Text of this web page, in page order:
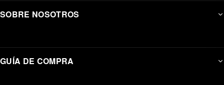
SOBRE NOSOTROS
GUÍA DE COMPRA